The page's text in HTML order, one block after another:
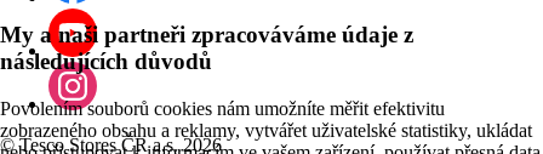
My a naši partneři zpracováváme údaje z
následujících důvodů
Povolením souborů cookies nám umožníte měřit efektivitu
zobrazeného obsahu a reklamy, vytvářet uživatelské statistiky, ukládat
©Tesco Stores ČR a.s. 2026